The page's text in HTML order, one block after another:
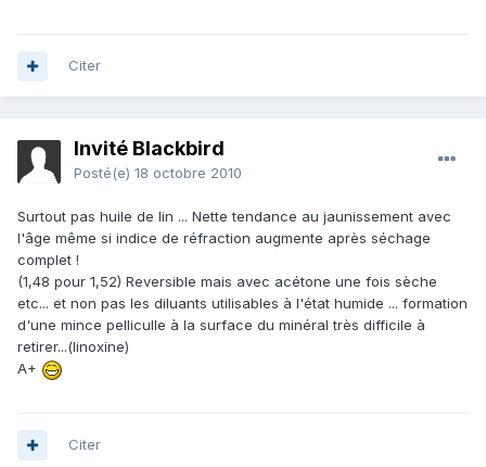
Citer
Invité Blackbird
Posté(e) 18 octobre 2010
Surtout pas huile de lin ... Nette tendance au jaunissement avec
l'âge même si indice de réfraction augmente après séchage
complet !
(1,48 pour 1,52) Reversible mais avec acétone une fois sèche
etc... et non pas les diluants utilisables à l'état humide ... formation
d'une mince pelliculle à la surface du minéral très difficile à
retirer...(linoxine)
A+
Citer